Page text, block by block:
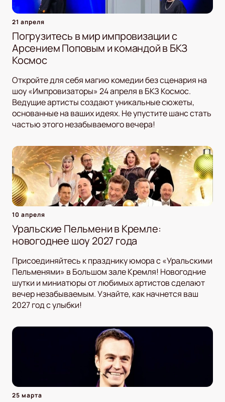
21 апреля
Погрузитесь в мир импровизации с
Арсением Поповым и командой в БКЗ
Космос
Откройте для себя магию комедии без сценария на
шоу «Импровизаторы» 24 апреля в БКЗ Космос.
Ведущие артисты создают уникальные сюжеты,
основанные на ваших идеях. Не упустите шанс стать
частью этого незабываемого вечера!
10 апреля
Уральские Пельмени в Кремле:
новогоднее шоу 2027 года
Присоединяйтесь к празднику юмора с «Уральскими
Пельменями» в Большом зале Кремля! Новогодние
шутки и миниатюры от любимых артистов сделают
вечер незабываемым. Узнайте, как начнется ваш
2027 год с улыбки!
25 марта